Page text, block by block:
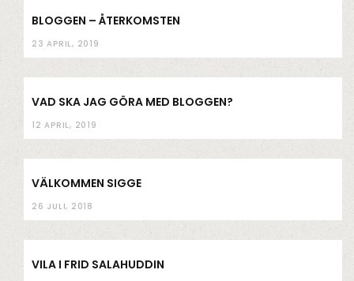
BLOGGEN – ÅTERKOMSTEN
23 APRIL, 2019
VAD SKA JAG GÖRA MED BLOGGEN?
12 APRIL, 2019
VÄLKOMMEN SIGGE
26 JULI, 2018
VILA I FRID SALAHUDDIN